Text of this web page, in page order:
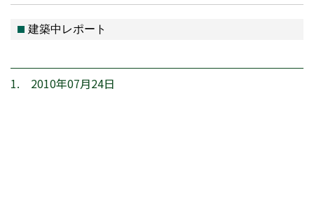
建築中レポート
1. 2010年07月24日